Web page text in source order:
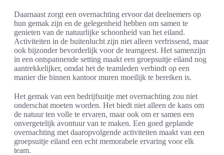
Daarnaast zorgt een overnachting ervoor dat deelnemers op
hun gemak zijn en de gelegenheid hebben om samen te
genieten van de natuurlijke schoonheid van het eiland.
Activiteiten in de buitenlucht zijn niet alleen verfrissend, maar
ook bijzonder bevorderlijk voor de teamgeest. Het samenzijn
in een ontspannende setting maakt een groepsuitje eiland nog
aantrekkelijker, omdat het de teamleden verbindt op een
manier die binnen kantoor muren moeilijk te bereiken is.
Het gemak van een bedrijfsuitje met overnachting zou niet
onderschat moeten worden. Het biedt niet alleen de kans om
de natuur ten volle te ervaren, maar ook om er samen een
onvergetelijk avontuur van te maken. Een goed geplande
overnachting met daaropvolgende activiteiten maakt van een
groepsuitje eiland een echt memorabele ervaring voor elk
team.